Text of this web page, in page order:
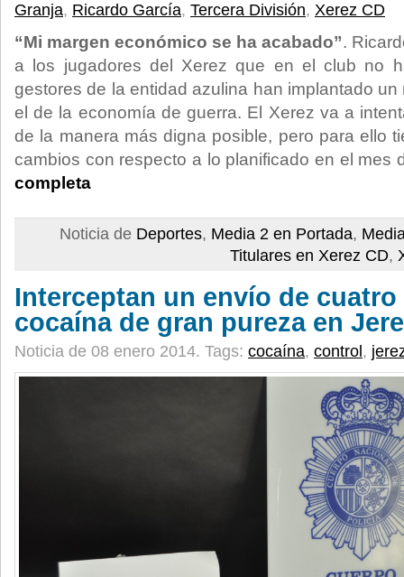
Granja, Ricardo García, Tercera División, Xerez CD
“Mi margen económico se ha acabado”.
a los jugadores del Xerez que en el club no
gestores de la entidad azulina han implantado
el de la economía de guerra. El Xerez va a
de la manera más digna posible, pero para ello
cambios con respecto a lo planificado en el mes
completa
Noticia de Deportes, Media 2 en Portada,
Titulares en Xerez CD,
Interceptan un envío de
cocaína de gran pureza en
Noticia de 08 enero 2014. Tags: cocaína, control ,